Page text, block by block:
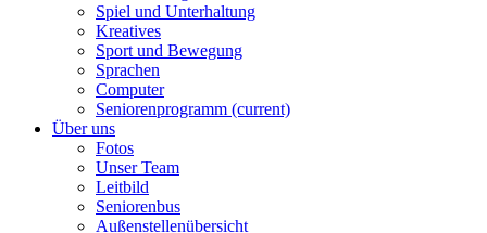
Spiel und Unterhaltung
Kreatives
Sport und Bewegung
Sprachen
Computer
Seniorenprogramm (current)
Über uns
Fotos
Unser Team
Leitbild
Seniorenbus
Außenstellenübersicht